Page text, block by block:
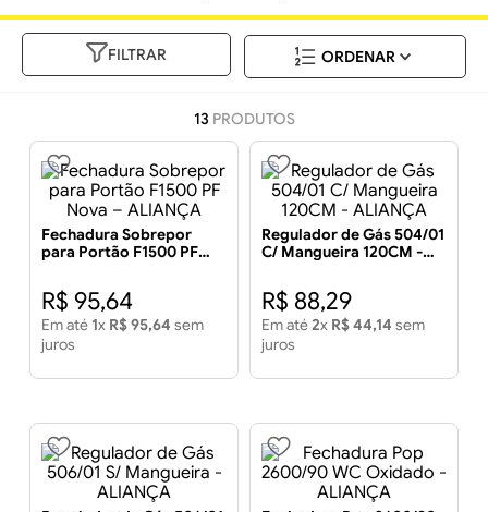
FILTRAR
13 PRODUTOS
Fechadura Sobrepor
para Portão F1500 PF
R$ 95,64
Em até 1x R$95,64 sem
juros
Regulador de Gás 504/01
C/ Mangueira 120CM -
R$ 88,29
Em até2x R$44,14 sem
juros